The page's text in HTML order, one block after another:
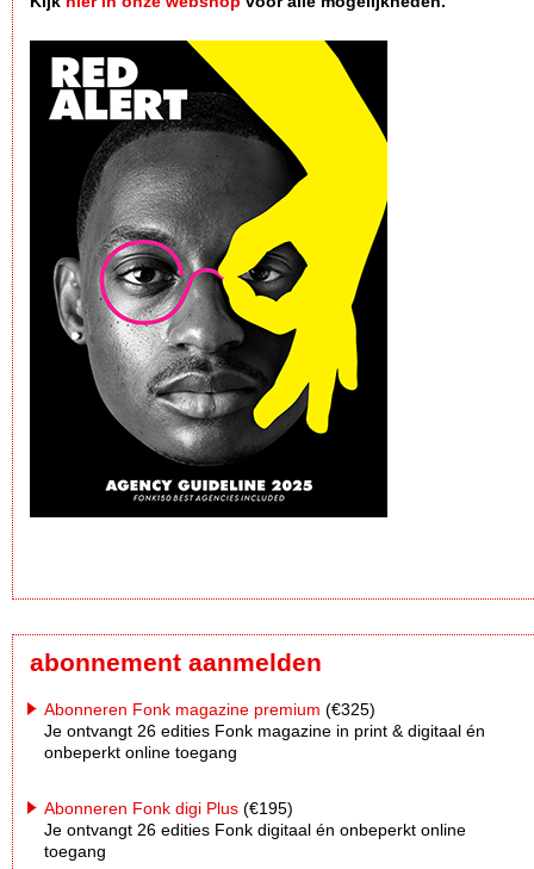
abonnement aanmelden
Abonneren Fonk magazine premium (€325)
Je ontvangt 26 edities Fonk magazine in print & digitaal én
onbeperkt online toegang
Abonneren Fonk digi Plus (€195)
Je ontvangt 26 edities Fonk digitaal én onbeperkt online
toegang